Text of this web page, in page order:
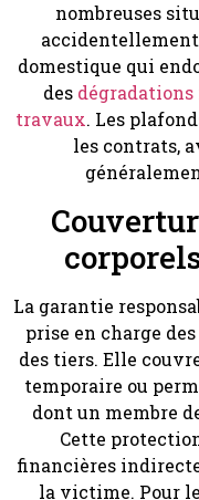
nombreuses
domestique qui
des dégradations
travaux. Les
les contrats,
La garantie
prise en charge
des tiers. Elle
temporaire ou
dont un membre
Cette
financières
la victime. Pour